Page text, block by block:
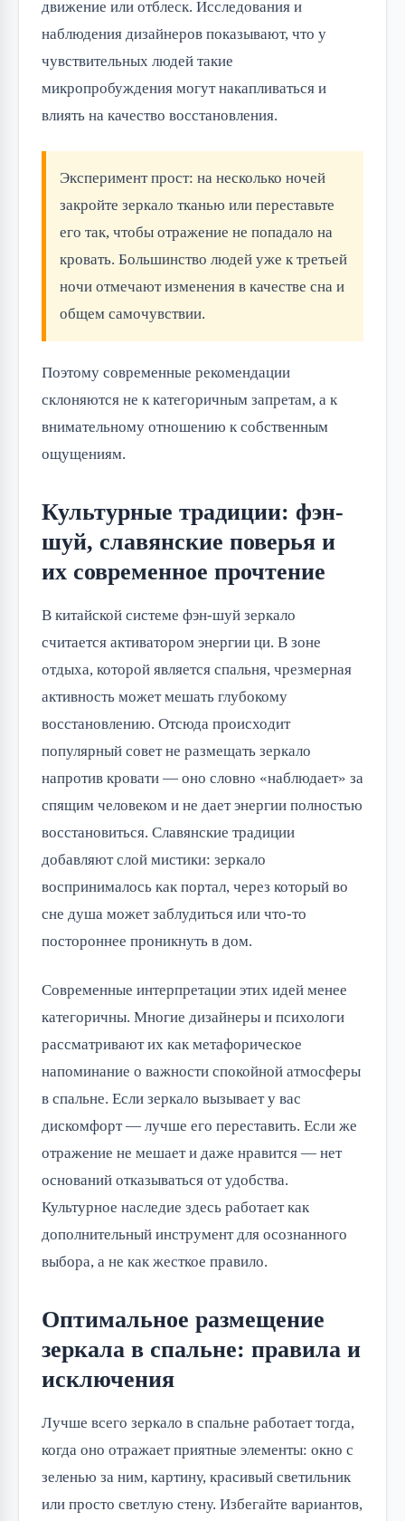
движение или отблеск. Исследования и
наблюдения дизайнеров показывают, что у
чувствительных людей такие
микропробуждения могут накапливаться и
влиять на качество восстановления.
Эксперимент прост: на несколько ночей
закройте зеркало тканью или переставьте
его так, чтобы отражение не попадало на
кровать. Большинство людей уже к третьей
ночи отмечают изменения в качестве сна и
общем самочувствии.
Поэтому современные рекомендации
склоняются не к категоричным запретам, а к
внимательному отношению к собственным
ощущениям.
Культурные традиции: фэн-
шуй, славянские поверья и
их современное прочтение
В китайской системе фэн-шуй зеркало
считается активатором энергии ци. В зоне
отдыха, которой является спальня, чрезмерная
активность может мешать глубокому
восстановлению. Отсюда происходит
популярный совет не размещать зеркало
напротив кровати — оно словно «наблюдает» за
спящим человеком и не дает энергии полностью
восстановиться. Славянские традиции
добавляют слой мистики: зеркало
воспринималось как портал, через который во
сне душа может заблудиться или что-то
постороннее проникнуть в дом.
Современные интерпретации этих идей менее
категоричны. Многие дизайнеры и психологи
рассматривают их как метафорическое
напоминание о важности спокойной атмосферы
в спальне. Если зеркало вызывает у вас
дискомфорт — лучше его переставить. Если же
отражение не мешает и даже нравится — нет
оснований отказываться от удобства.
Культурное наследие здесь работает как
дополнительный инструмент для осознанного
выбора, а не как жесткое правило.
Оптимальное размещение
зеркала в спальне: правила и
исключения
Лучше всего зеркало в спальне работает тогда,
когда оно отражает приятные элементы: окно с
зеленью за ним, картину, красивый светильник
или просто светлую стену. Избегайте вариантов,